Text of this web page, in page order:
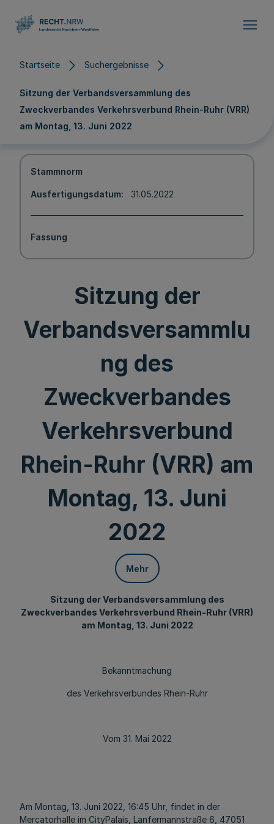
Startseite Suchergebnisse
Sitzung der Verbandsversammlung des
Zweckverbandes Verkehrsverbund Rhein-Ruhr (VRR)
am Montag, 13. Juni 2022
Stammnorm
Ausfertigungsdatum 31.05.2022
Fassung
Sitzung der
Verbandsversammlu
ng des
Zweckverbandes
Verkehrsverbund
Rhein-Ruhr (VRR) am
Montag, 13. Juni
2022
Mehr
Sitzung der Verbandsversammlung des
Zweckverbandes Verkehrsverbund Rhein-Ruhr (VRR)
am Montag, 13. Juni 2022
Bekanntmachung
des Verkehrsverbundes Rhein-Ruhr
Vom 31. Mai 2022
Am Montag, 13. Juni 2022, 16:45 Uhr, findet in der
Mercatorhalle im CityPalais, Lanfermannstraße 6, 47051